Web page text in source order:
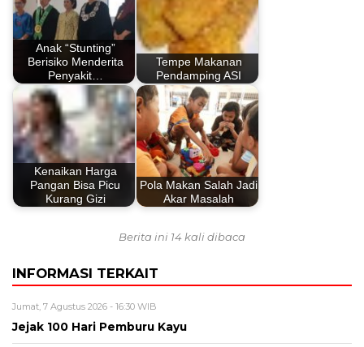
Anak “Stunting”
Berisiko Menderita
Penyakit…
Tempe Makanan
Pendamping ASI
Kenaikan Harga
Pangan Bisa Picu
Kurang Gizi
Pola Makan Salah Jadi
Akar Masalah
Berita ini 14 kali dibaca
INFORMASI TERKAIT
Jumat, 7 Agustus 2026 - 16:30 WIB
Jejak 100 Hari Pemburu Kayu